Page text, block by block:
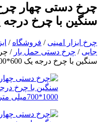
چرخ دستی چهار
سنگین با چرخ درجه یک 600*900
چرخ ابزار امینی / فروشگاه /
جایی / چرخ دستی حمل بار /
سنگین با چرخ درجه یک 600*900 میلی متر